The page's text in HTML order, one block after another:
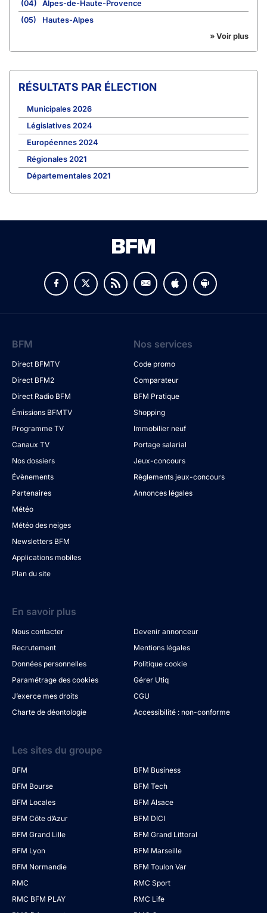
(04)
Alpes-de-Haute-Provence
(05)
Hautes-Alpes
» Voir plus
RÉSULTATS PAR ÉLECTION
Municipales 2026
Législatives 2024
Européennes 2024
Régionales 2021
Départementales 2021
BFM
Direct BFMTV
Direct BFM2
Direct Radio BFM
Émissions BFMTV
Programme TV
Canaux TV
Nos dossiers
Évènements
Partenaires
Météo
Météo des neiges
Newsletters BFM
Applications mobiles
Plan du site
Nos services
Code promo
Comparateur
BFM Pratique
Shopping
Immobilier neuf
Portage salarial
Jeux-concours
Règlements jeux-concours
Annonces légales
En savoir plus
Nous contacter
Devenir annonceur
Recrutement
Mentions légales
Données personnelles
Politique cookie
Paramétrage des cookies
Gérer Utiq
J’exerce mes droits
CGU
Charte de déontologie
Accessibilité : non-conforme
Les sites du groupe
BFM
BFM Business
BFM Bourse
BFM Tech
BFM Locales
BFM Alsace
BFM Côte d’Azur
BFM DICI
BFM Grand Lille
BFM Grand Littoral
BFM Lyon
BFM Marseille
BFM Normandie
BFM Toulon Var
RMC
RMC Sport
RMC BFM PLAY
RMC Life